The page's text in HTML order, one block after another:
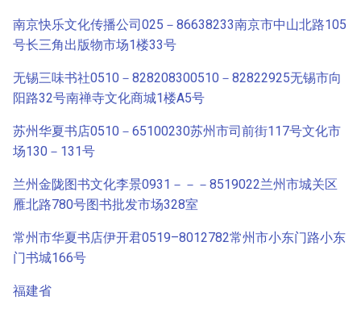
南京快乐文化传播公司025－86638233南京市中山北路105
号长三角出版物市场1楼33号
无锡三味书社0510－828208300510－82822925无锡市向
阳路32号南禅寺文化商城1楼A5号
苏州华夏书店0510－65100230苏州市司前街117号文化市
场130－131号
兰州金陇图书文化李景0931－－－8519022兰州市城关区
雁北路780号图书批发市场328室
常州市华夏书店伊开君0519–8012782常州市小东门路小东
门书城166号
福建省